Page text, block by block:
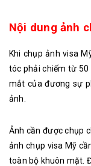
Nội dung ảnh
Khi chụp ảnh visa
tóc phải chiếm từ 50
mắt của đương sự
ảnh.
Ảnh cần được chụp
ảnh chụp visa Mỹ
toàn bộ khuôn mặt.